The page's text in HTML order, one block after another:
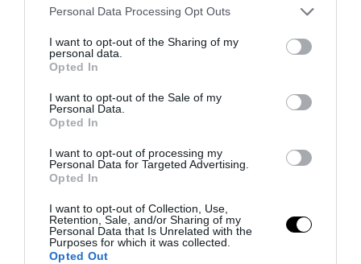
Please note that this website/app uses one or more Google
not limited to your visit or usage behaviour. You may click to
grant or deny consent to Google and its third-party tags to
use your data for below specified purposes in below Google
consent section.
Personal Data Processing Opt Outs
I want to opt-out of the Sharing of my
personal data.
Opted In
I want to opt-out of the Sale of my
Personal Data.
Opted In
I want to opt-out of processing my
Personal Data for Targeted Advertising.
Opted In
I want to opt-out of Collection, Use,
Retention, Sale, and/or Sharing of my
Personal Data that Is Unrelated with the
Purposes for which it was collected.
Opted Out
Italiani e salute: come impatta l’incontinenza urinaria
20 Febbraio 2024